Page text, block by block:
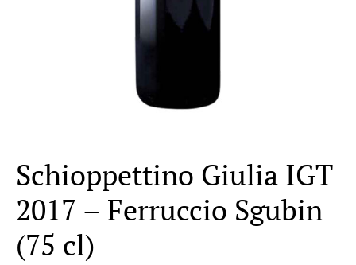
Schioppettino Giulia IGT
2017 – Ferruccio Sgubin
(75 cl)